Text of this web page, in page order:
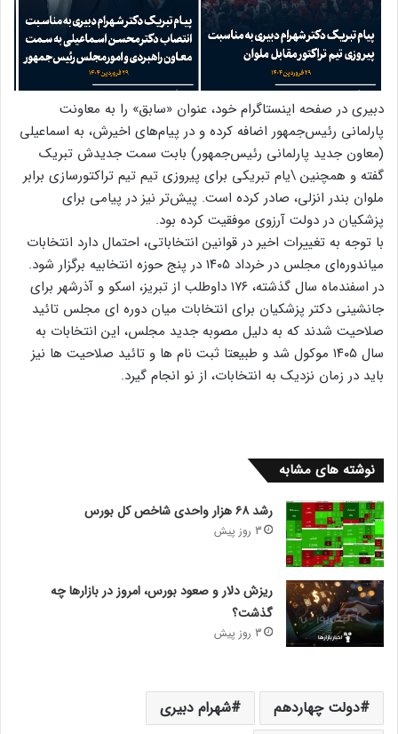
دبیری در صفحه اینستاگرام خود، عنوان «سابق» را به معاونت
پارلمانی رئیس‌جمهور اضافه کرده و در پیام‌های اخیرش، به اسماعیلی
(معاون جدید پارلمانی رئیس‌جمهور) بابت سمت جدیدش تبریک
گفته و همچنین \یام تبریکی برای پیروزی تیم تیم تراکتورسازی برابر
ملوان بندر انزلی، صادر کرده است. پیش‌تر نیز در پیامی برای
پزشکیان در دولت آرزوی موفقیت کرده بود.
با توجه به تغییرات اخیر در قوانین انتخاباتی، احتمال دارد انتخابات
میاندوره‌ای مجلس در خرداد ۱۴۰۵ در پنج حوزه انتخابیه برگزار شود.
در اسفندماه سال گذشته، ۱۷۶ داوطلب از تبریز، اسکو و آذرشهر برای
جانشینی دکتر پزشکیان برای انتخابات میان دوره ای مجلس تائید
صلاحیت شدند که به دلیل مصوبه جدید مجلس، این انتخابات به
سال ۱۴۰۵ موکول شد و طبیعتا ثبت نام ها و تائید صلاحیت ها نیز
باید در زمان نزدیک به انتخابات، از نو انجام گیرد.
نوشته های مشابه
رشد ۶۸ هزار واحدی شاخص کل بورس
3 روز پیش
ریزش دلار و صعود بورس، امروز در بازارها چه
گذشت؟
3 روز پیش
دولت چهاردهم
شهرام دبیری